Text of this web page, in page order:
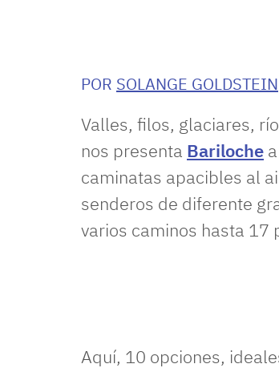
POR SOLANGE GOLDSTEIN
Valles, filos, glaciares,
nos presenta Bariloche
caminatas apacibles al
senderos de diferente
varios caminos hasta 17
Aquí, 10 opciones,